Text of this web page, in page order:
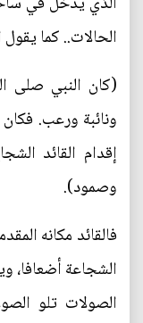
الحالات.. كما
(كان النبي صلی
ونائبة ورعب.
إقدام القائد
وصمود).
فالقائد مكانه
الشجاعة أضعافا،
الصولات تلو